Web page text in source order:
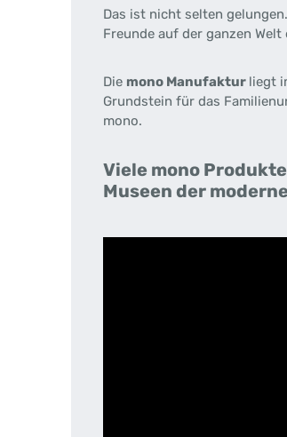
Das ist nicht selten
Freunde auf der ganzen
Die mono Manufaktur liegt
Grundstein für das
mono.
Viele mono
Museen der